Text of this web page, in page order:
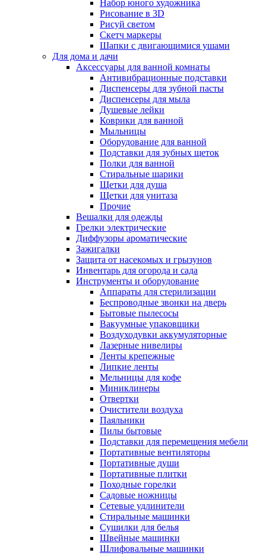
Набор юного художника
Рисование в 3D
Рисуй светом
Скетч маркеры
Шапки с двигающимися ушами
Для дома и дачи
Аксессуары для ванной комнаты
Антивибрационные подставки
Диспенсеры для зубной пасты
Диспенсеры для мыла
Душевые лейки
Коврики для ванной
Мыльницы
Оборудование для ванной
Подставки для зубных щеток
Полки для ванной
Стиральные шарики
Щетки для душа
Щетки для унитаза
Прочие
Вешалки для одежды
Грелки электрические
Диффузоры ароматические
Зажигалки
Защита от насекомых и грызунов
Инвентарь для огорода и сада
Инструменты и оборудование
Аппараты для стерилизации
Беспроводные звонки на дверь
Бытовые пылесосы
Вакуумные упаковщики
Воздуходувки аккумуляторные
Лазерные нивелиры
Ленты крепежные
Липкие ленты
Мельницы для кофе
Миниклинеры
Отвертки
Очистители воздуха
Паяльники
Пилы бытовые
Подставки для перемещения мебели
Портативные вентиляторы
Портативные души
Портативные плитки
Походные горелки
Садовые ножницы
Сетевые удлинители
Стиральные машинки
Сушилки для белья
Швейные машинки
Шлифовальные машинки